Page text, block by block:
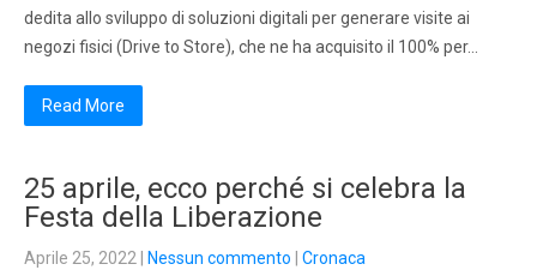
dedita allo sviluppo di soluzioni digitali per generare visite ai
negozi fisici (Drive to Store), che ne ha acquisito il 100% per…
Read More
25 aprile, ecco perché si celebra la
Festa della Liberazione
Aprile 25, 2022 Nessun commento Cronaca